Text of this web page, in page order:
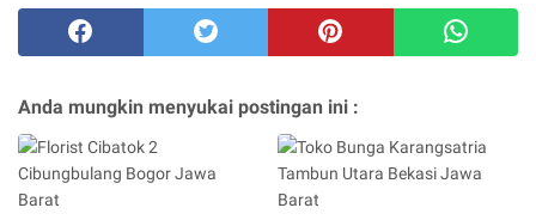
Anda mungkin menyukai postingan ini :